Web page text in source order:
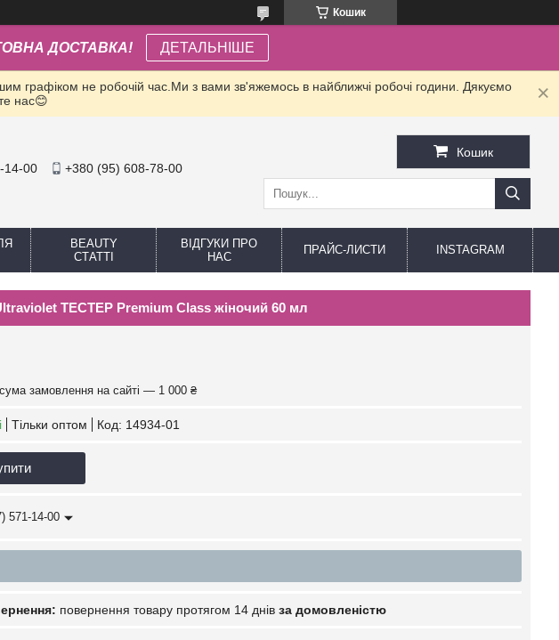
Кошик
ДОСТАВКА! ДЕТАЛЬНІШЕ
графіком не робочій час.Ми з вами зв'яжемось в найближчі робочі години. Дякуємо
нас😊
14-00 +380 (95) 608-78-00
Кошик
BEAUTY
СТАТТІ
ВІДГУКИ ПРО
НАС
ПРАЙС-ЛИСТИ INSTAGRAM
ТЕСТЕР Premium Class жіночий 60 мл
замовлення на сайті — 1 000 ₴
Тільки оптом Код: 14934-01
571-14-00
повернення товару протягом 14 днів за домовленістю